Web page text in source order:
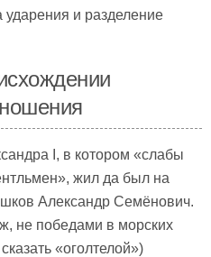
ударения и разделение
I, в котором «слабы
жил да был на
Александр Семёнович.
не победами в морских
«оголтелой»)